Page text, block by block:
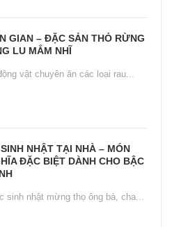
GIAN – ĐẶC SẢN THỎ RỪNG
LU MẮM NHĨ
vật chuyên ăn các loại rau...
NHẬT TẠI NHÀ – MÓN
ĐẶC BIỆT DÀNH CHO BẬC
sinh nhật mừng thọ ông bà, cha...